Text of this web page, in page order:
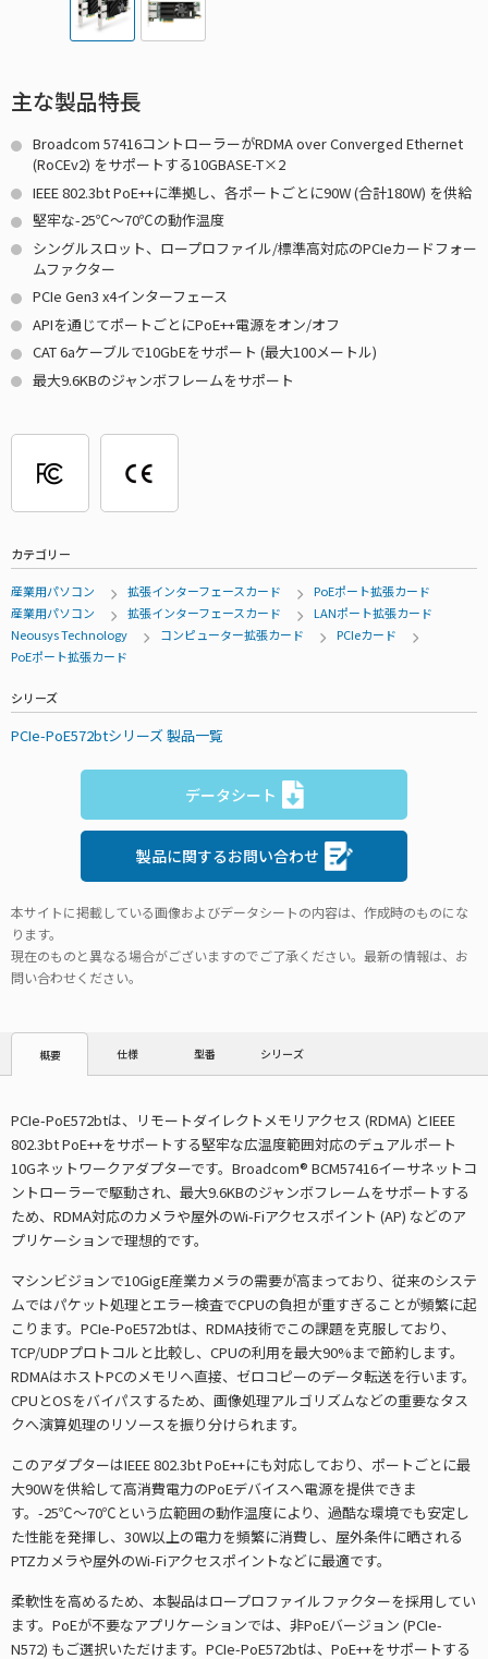
主な製品特長
Broadcom 57416コントローラーがRDMA over Converged Ethernet
(RoCEv2) をサポートする10GBASE-T×2
IEEE 802.3bt PoE++に準拠し、各ポートごとに90W (合計180W) を供給
堅牢な-25℃～70℃の動作温度
シングルスロット、ロープロファイル/標準高対応のPCIeカードフォー
ムファクター
PCIe Gen3 x4インターフェース
APIを通じてポートごとにPoE++電源をオン/オフ
CAT 6aケーブルで10GbEをサポート (最大100メートル)
最大9.6KBのジャンボフレームをサポート
カテゴリー
産業用パソコン 拡張インターフェースカード
PoEポート拡張カード
産業用パソコン
拡張インターフェースカード
LANポート拡張カード
Neousys Technology
コンピューター拡張カード
PCIeカード
PoEポート拡張カード
シリーズ
PCIe-PoE572btシリーズ 製品一覧
データシート
製品に関するお問い合わせ
本サイトに掲載している画像およびデータシートの内容は、作成時のものにな
ります。
現在のものと異なる場合がございますのでご了承ください。最新の情報は、お
問い合わせください。
概要 仕様 型番 シリーズ
PCIe-PoE572btは、リモートダイレクトメモリアクセス (RDMA) とIEEE
802.3bt PoE++をサポートする堅牢な広温度範囲対応のデュアルポート
10Gネットワークアダプターです。Broadcom® BCM57416イーサネットコ
ントローラーで駆動され、最大9.6KBのジャンボフレームをサポートする
ため、RDMA対応のカメラや屋外のWi-Fiアクセスポイント (AP) などのア
プリケーションで理想的です。
マシンビジョンで10GigE産業カメラの需要が高まっており、従来のシステ
ムではパケット処理とエラー検査でCPUの負担が重すぎることが頻繁に起
こります。PCIe-PoE572btは、RDMA技術でこの課題を克服しており、
TCP/UDPプロトコルと比較し、CPUの利用を最大90%まで節約します。
RDMAはホストPCのメモリへ直接、ゼロコピーのデータ転送を行います。
CPUとOSをバイパスするため、画像処理アルゴリズムなどの重要なタス
クへ演算処理のリソースを振り分けられます。
このアダプターはIEEE 802.3bt PoE++にも対応しており、ポートごとに最
大90Wを供給して高消費電力のPoEデバイスへ電源を提供できま
す。-25℃～70℃という広範囲の動作温度により、過酷な環境でも安定し
た性能を発揮し、30W以上の電力を頻繁に消費し、屋外条件に晒される
PTZカメラや屋外のWi-Fiアクセスポイントなどに最適です。
柔軟性を高めるため、本製品はロープロファイルファクターを採用してい
ます。PoEが不要なアプリケーションでは、非PoEバージョン (PCIe-
N572) もご選択いただけます。PCIe-PoE572btは、PoE++をサポートする